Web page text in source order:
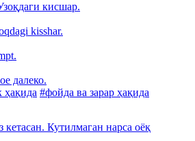
кисшар.
kisshar.
далеко.
ҳақида #фойда ва зарар ҳақида
Кутилмаган нарса оёқ